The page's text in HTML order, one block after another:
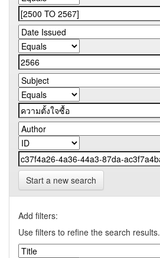
Start a new search
Add filters:
Use filters to refine the search results.